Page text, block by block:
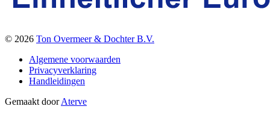
© 2026 Ton Overmeer & Dochter B.V.
Algemene voorwaarden
Privacyverklaring
Handleidingen
Gemaakt doorAterve